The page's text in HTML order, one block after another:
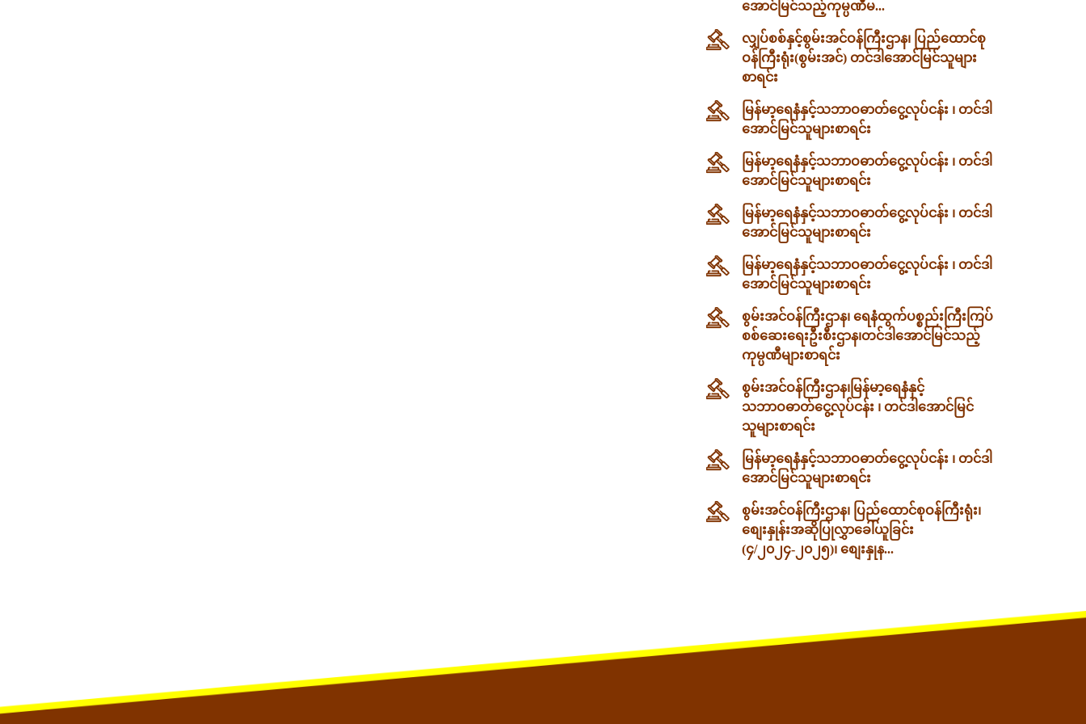
အောင်မြင်သည့်ကုမ္ပဏီမ...
လျှပ်စစ်နှင့်စွမ်းအင်ဝန်ကြီးဌာန၊ ပြည်ထောင်စု
ဝန်ကြီးရုံး(စွမ်းအင်) တင်ဒါအောင်မြင်သူများ
စာရင်း
မြန်မာ့ရေနံနှင့်သဘာဝဓာတ်ငွေ့လုပ်ငန်း ၊ တင်ဒါ
အောင်မြင်သူများစာရင်း
မြန်မာ့ရေနံနှင့်သဘာဝဓာတ်ငွေ့လုပ်ငန်း ၊ တင်ဒါ
အောင်မြင်သူများစာရင်း
မြန်မာ့ရေနံနှင့်သဘာဝဓာတ်ငွေ့လုပ်ငန်း ၊ တင်ဒါ
အောင်မြင်သူများစာရင်း
မြန်မာ့ရေနံနှင့်သဘာဝဓာတ်ငွေ့လုပ်ငန်း ၊ တင်ဒါ
အောင်မြင်သူများစာရင်း
စွမ်းအင်ဝန်ကြီးဌာန၊ ရေနံထွက်ပစ္စည်းကြီးကြပ်
စစ်ဆေးရေးဦးစီးဌာန၊တင်ဒါအောင်မြင်သည့်
ကုမ္ပဏီများစာရင်း
စွမ်းအင်ဝန်ကြီးဌာန၊မြန်မာ့ရေနံနှင့်
သဘာဝဓာတ်ငွေ့လုပ်ငန်း ၊ တင်ဒါအောင်မြင်
သူများစာရင်း
မြန်မာ့ရေနံနှင့်သဘာဝဓာတ်ငွေ့လုပ်ငန်း ၊ တင်ဒါ
အောင်မြင်သူများစာရင်း
စွမ်းအင်ဝန်ကြီးဌာန၊ ပြည်ထောင်စုဝန်ကြီးရုံး၊
စျေးနှုန်းအဆိုပြုလွှာခေါ်ယူခြင်း
(၄/၂၀၂၄-၂၀၂၅)၊ စျေးနှုန...